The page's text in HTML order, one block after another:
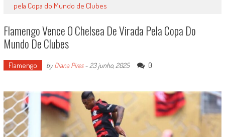
pela Copa do Mundo de Clubes
Flamengo Vence O Chelsea De Virada Pela Copa Do
Mundo De Clubes
Flamengo byDiana Pires- 23 junho, 2025 0